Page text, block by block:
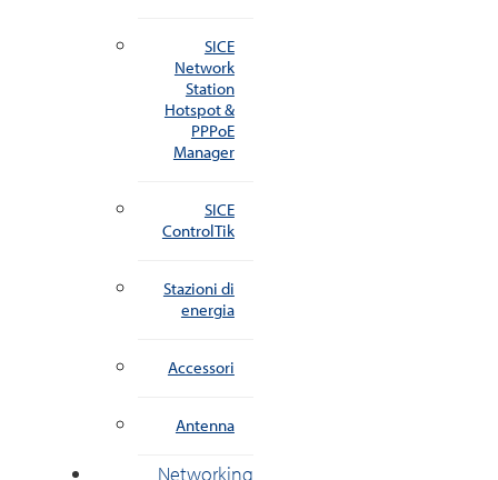
SICE
Network
Station
Hotspot &
PPPoE
Manager
SICE
ControlTik
Stazioni di
energia
Accessori
Antenna
Networking